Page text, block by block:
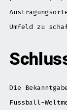
Umfeld zu
Die
Fussball-